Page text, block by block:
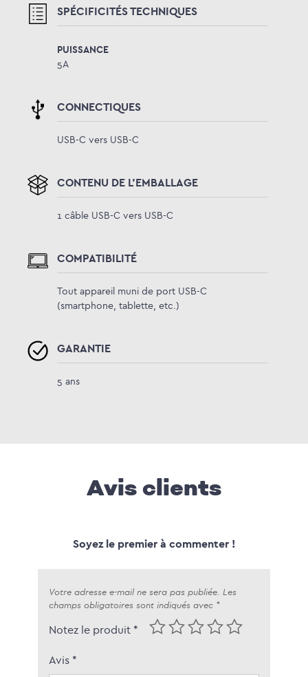
SPÉCIFICITÉS TECHNIQUES
PUISSANCE
5A
CONNECTIQUES
USB-C vers USB-C
CONTENU DE L'EMBALLAGE
1 câble USB-C vers USB-C
COMPATIBILITÉ
Tout appareil muni de port USB-C
(smartphone, tablette, etc.)
GARANTIE
5 ans
Avis clients
Soyez le premier à commenter !
Votre adresse e-mail ne sera pas publiée. Les
champs obligatoires sont indiqués avec *
Notez le produit *
Avis *